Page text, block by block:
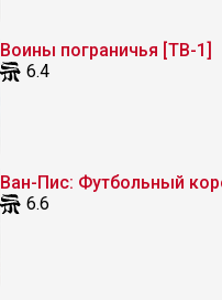
Воины пограничья [ТВ-1]
6.4
Ван-Пис: Футбольный
6.6